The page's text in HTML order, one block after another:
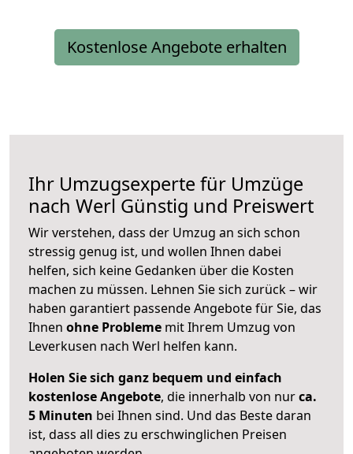
Kostenlose Angebote erhalten
Ihr Umzugsexperte für Umzüge
nach Werl Günstig und Preiswert
Wir verstehen, dass der Umzug an sich schon
stressig genug ist, und wollen Ihnen dabei
helfen, sich keine Gedanken über die Kosten
machen zu müssen. Lehnen Sie sich zurück – wir
haben garantiert passende Angebote für Sie, das
Ihnen ohne Probleme mit Ihrem Umzug von
Leverkusen nach Werl helfen kann.
Holen Sie sich ganz bequem und einfach
kostenlose Angebote, die innerhalb von nurca.
5 Minuten bei Ihnen sind. Und das Beste daran
ist, dass all dies zu erschwinglichen Preisen